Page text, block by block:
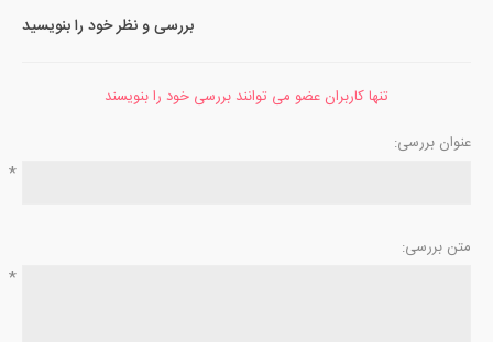
بررسی و نظر خود را بنویسید
تنها کاربران عضو می توانند بررسی خود را بنویسند
عنوان بررسی:
*
متن بررسی:
*